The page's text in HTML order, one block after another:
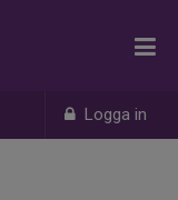
Logga in